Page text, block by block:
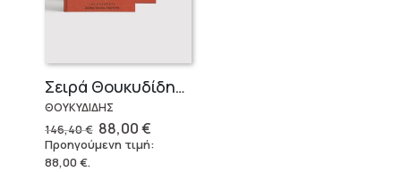
Σειρά Θουκυδίδης – Δεμένο (4 τόμοι)
ΘΟΥΚΥΔΙΔΗΣ
146,40€ Original
price
was:
88,00€Η
τρέχουσα
τιμή
Προηγούμενη τιμή:
88,00€.